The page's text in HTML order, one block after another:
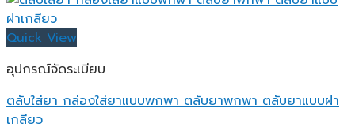
Quick View
อุปกรณ์จัดระเบียบ
ตลับใส่ยา กล่องใส่ยาแบบพกพา ตลับยาพกพา ตลับยาแบบฝา
เกลียว